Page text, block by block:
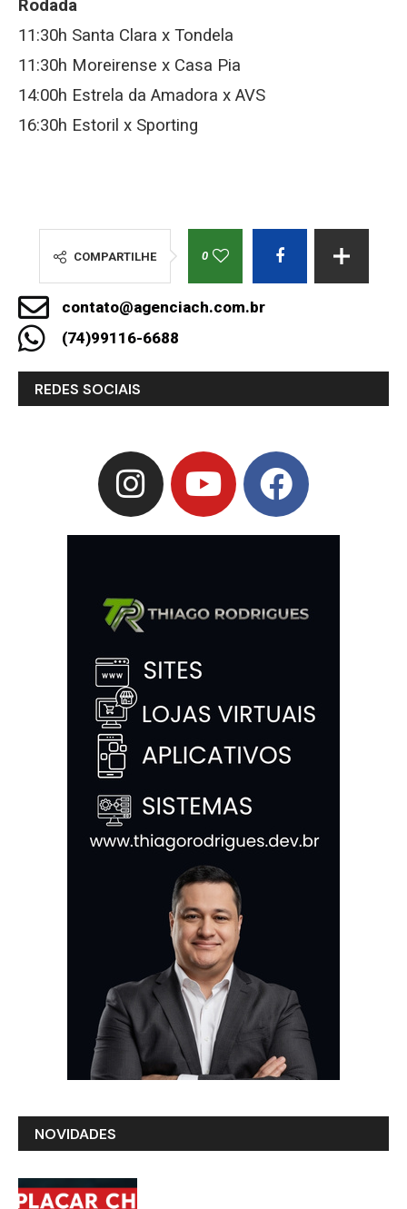
Rodada
11:30h Santa Clara x Tondela
11:30h Moreirense x Casa Pia
14:00h Estrela da Amadora x AVS
16:30h Estoril x Sporting
COMPARTILHE 0
contato@agenciach.com.br
(74)99116-6688
REDES SOCIAIS
NOVIDADES